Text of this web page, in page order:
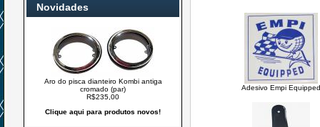
Novidades
Aro do pisca dianteiro Kombi antiga
cromado (par)
R$235,00
Clique aqui para produtos novos!
Adesivo Empi Equipped